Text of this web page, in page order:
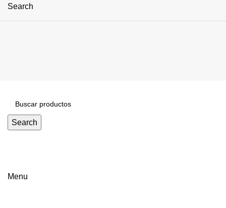
Search
Menu
Search